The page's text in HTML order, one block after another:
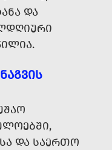
ᲓᲐ
ᲓᲐ ᲡᲐᲔᲠᲗᲝ